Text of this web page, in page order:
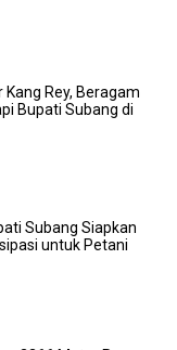
Rey, Beragam
Bupati Subang di
Subang Siapkan
untuk Petani